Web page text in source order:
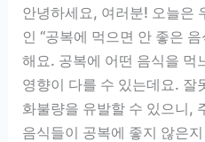
안녕하세요, 여러분! 오늘은
인 “공복에 먹으면 안 좋은
해요. 공복에 어떤 음식을 먹
영향이 다를 수 있는데요. 잘
화불량을 유발할 수 있으니,
음식들이 공복에 좋지 않은